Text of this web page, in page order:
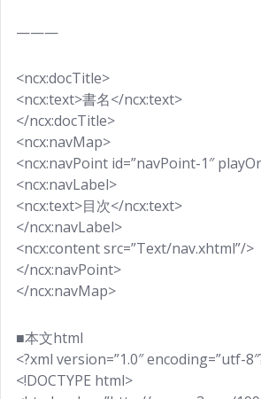
———
<ncx:docTitle>
<ncx:text>書名</ncx:text>
</ncx:docTitle>
<ncx:navMap>
<ncx:navPoint id=”navPoint-1″
<ncx:navLabel>
<ncx:text>目次</ncx:text>
</ncx:navLabel>
<ncx:content src=”Text/nav.xhtml”/>
</ncx:navPoint>
</ncx:navMap>
■本文html
<?xml version=”1.0″ encoding=”utf-
<!DOCTYPE html>